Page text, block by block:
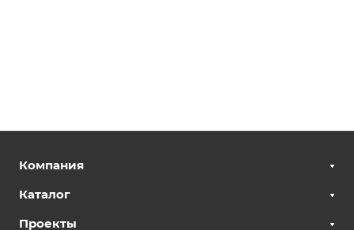
Компания
Каталог
Проекты